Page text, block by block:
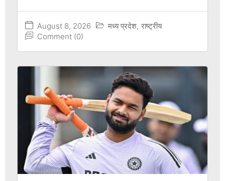
August 8, 2026 मध्य प्रदेश, राष्ट्रीय
Comment (0)